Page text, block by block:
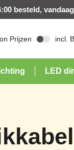
besteld,
Prijzen incl.
LED